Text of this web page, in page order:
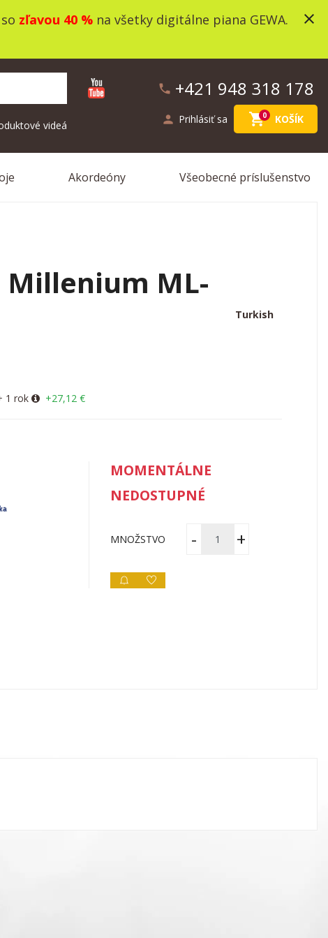
zľavou 40 %na všetky digitálne piana GEWA.
close
phone +421 948 318 178
person Prihlásiť sa shopping_cart0 KOŠÍK
videá
Akordeóny Všeobecné príslušenstvo
ML-
Turkish
1 rok +27,12 €
MOMENTÁLNE
NEDOSTUPNÉ
MNOŽSTVO